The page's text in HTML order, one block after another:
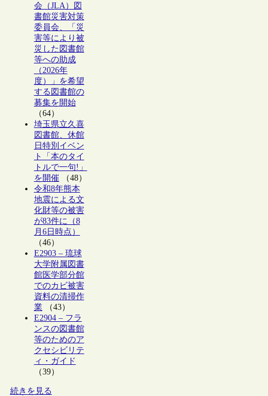
会（JLA）図
書館災害対策
委員会、「災
害等により被
災した図書館
等への助成
（2026年
度）」を希望
する図書館の
募集を開始
（64）
埼玉県立久喜
図書館、休館
日特別イベン
ト「本のタイ
トルで一句!」
を開催（48）
令和8年熊本
地震による文
化財等の被害
が83件に（8
月6日時点）
（46）
E2903 – 琉球
大学附属図書
館医学部分館
でのカビ被害
資料の清掃作
業（43）
E2904 – フラ
ンスの図書館
等のためのア
クセシビリテ
ィ・ガイド
（39）
続きを見る